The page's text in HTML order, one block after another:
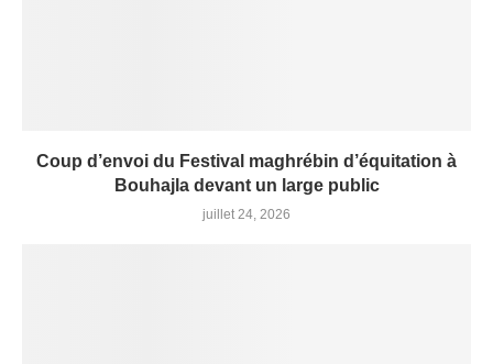
Coup d’envoi du Festival maghrébin d’équitation à
Bouhajla devant un large public
juillet 24, 2026